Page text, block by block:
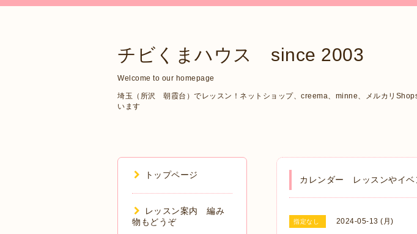
チビくまハウス since 2003
Welcome to our homepage
埼玉（所沢 朝霞台）でレッスン！ネットショップ、creema、minne、メルカリ
います
カレンダー レッスンやイベ
指定なし 2024-05-13 (月)
トップページ
レッスン案内 編み
物もどうぞ